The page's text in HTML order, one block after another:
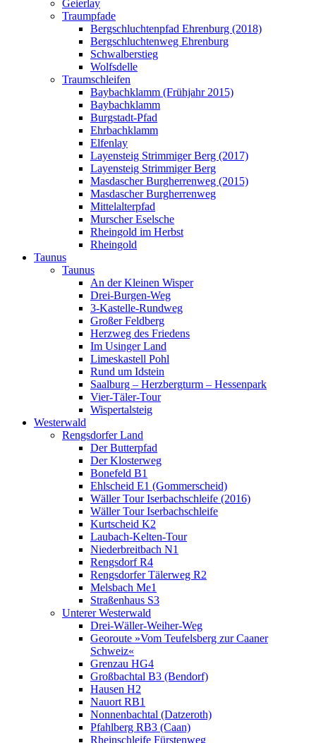
Geierlay
Traumpfade
Bergschluchtenpfad Ehrenburg (2018)
Bergschluchtenweg Ehrenburg
Schwalberstieg
Wolfsdelle
Traumschleifen
Baybachklamm (Frühjahr 2015)
Baybachklamm
Burgstadt-Pfad
Ehrbachklamm
Elfenlay
Layensteig Strimmiger Berg (2017)
Layensteig Strimmiger Berg
Masdascher Burgherrenweg (2015)
Masdascher Burgherrenweg
Mittelalterpfad
Murscher Eselsche
Rheingold im Herbst
Rheingold
Taunus
Taunus
An der Kleinen Wisper
Drei-Burgen-Weg
3-Kastelle-Rundweg
Großer Feldberg
Herzweg des Friedens
Im Usinger Land
Limeskastell Pohl
Rund um Idstein
Saalburg – Herzbergturm – Hessenpark
Vier-Täler-Tour
Wispertalsteig
Westerwald
Rengsdorfer Land
Der Butterpfad
Der Klosterweg
Bonefeld B1
Ehlscheid E1 (Gommerscheid)
Wäller Tour Iserbachschleife (2016)
Wäller Tour Iserbachschleife
Kurtscheid K2
Laubach-Kelten-Tour
Niederbreitbach N1
Rengsdorf R4
Rengsdorfer Tälerweg R2
Melsbach Me1
Straßenhaus S3
Unterer Westerwald
Drei-Wäller-Weiher-Weg
Georoute »Vom Teufelsberg zur Caaner
Schweiz«
Grenzau HG4
Großbachtal B3 (Bendorf)
Hausen H2
Nauort RB1
Nonnenbachtal (Datzeroth)
Pfahlberg RB3 (Caan)
Rheinschleife Fürstenweg